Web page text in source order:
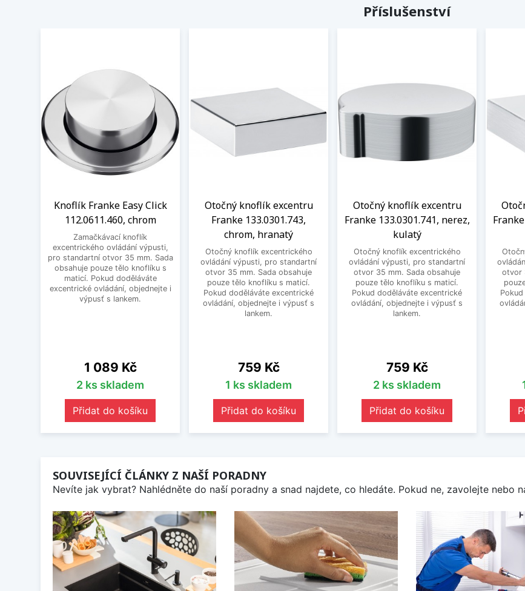
Příslušenství
Knoflík Franke Easy Click
112.0611.460, chrom
Zamačkávací knoflík
excentrického ovládání výpusti,
pro standartní otvor 35 mm. Sada
obsahuje pouze tělo knoflíku s
maticí. Pokud doděláváte
excentrické ovládání, objednejte i
výpusť s lankem.
Cena
1 089 Kč
2 ks skladem
Přidat do košíku
Otočný knoflík excentru
Franke 133.0301.743,
chrom, hranatý
Otočný knoflík excentrického
ovládání výpusti, pro standartní
otvor 35 mm. Sada obsahuje
pouze tělo knoflíku s maticí.
Pokud doděláváte excentrické
ovládání, objednejte i výpusť s
lankem.
Cena
759 Kč
1 ks skladem
Přidat do košíku
Otočný knoflík excentru
Franke 133.0301.741, nerez,
kulatý
Otočný knoflík excentrického
ovládání výpusti, pro standartní
otvor 35 mm. Sada obsahuje
pouze tělo knoflíku s maticí.
Pokud doděláváte excentrické
ovládání, objednejte i výpusť s
lankem.
Cena
759 Kč
2 ks skladem
Přidat do košíku
otvor
SOUVISEJÍCÍ ČLÁNKY Z NAŠÍ PORADNY
Nevíte jak vybrat? Nahlédněte do naší poradny a snad najdete, co hledáte. Pokud ne, zavolejte nebo